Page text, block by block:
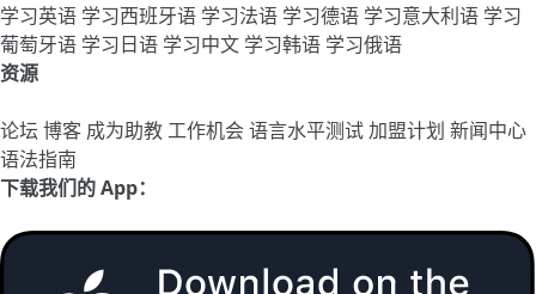
学习英语 学习西班牙语 学习法语 学习德语 学习意大利语 学习
葡萄牙语 学习日语 学习中文 学习韩语 学习俄语
资源
论坛 博客 成为助教工作机会语言水平测试加盟计划 新闻中心
语法指南
下载我们的 App：